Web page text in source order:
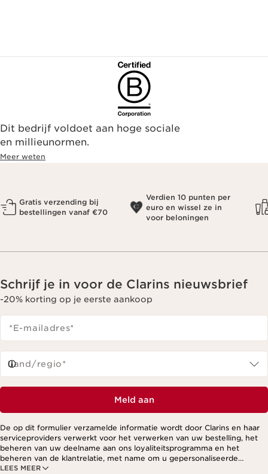
Dit bedrijf voldoet aan hoge sociale
en millieunormen.
Meer weten
Gratis verzending bij
bestellingen vanaf €70
Verdien 10 punten per
euro en wissel ze in
voor beloningen
Schrijf je in voor de Clarins nieuwsbrief
-20% korting op je eerste aankoop
*E-mailadres*
Land/regio*
Meld aan
LEES MEER
De op dit formulier verzamelde informatie wordt door Clarins en haar
serviceproviders verwerkt voor het verwerken van uw bestelling, het
beheren van uw deelname aan ons loyaliteitsprogramma en het
beheren van de klantrelatie, met name om u gepersonaliseerde
aanbiedingen te kunnen sturen op basis van uw eerdere aankopen en